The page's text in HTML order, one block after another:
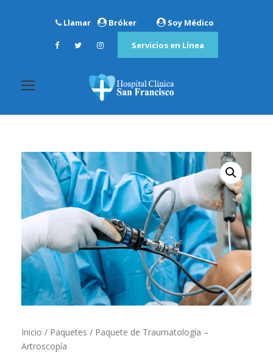
Llamar Bróker Soy Médico
Servicios en Línea
Inicio / Paquetes / Paquete de Traumatología –
Artroscopía